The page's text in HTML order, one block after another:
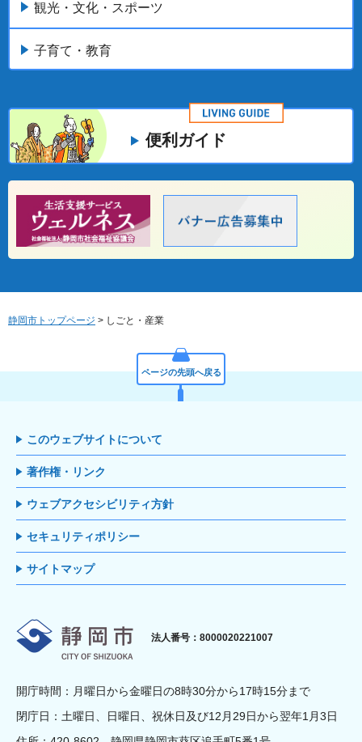
観光・文化・スポーツ
子育て・教育
便利ガイド
静岡市トップページ > しごと・産業
ページの先頭へ戻る
このウェブサイトについて
著作権・リンク
ウェブアクセシビリティ方針
セキュリティポリシー
サイトマップ
静岡市
法人番号：8000020221007
開庁時間：月曜日から金曜日の8時30分から17時15分まで
閉庁日：土曜日、日曜日、祝休日及び12月29日から翌年1月3日